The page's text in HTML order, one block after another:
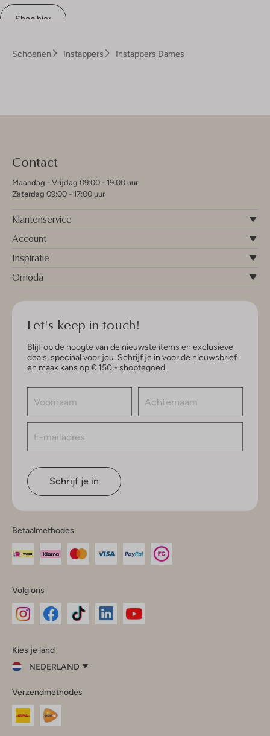
Shop hier
Schoenen Instappers Instappers Dames
Contact
Maandag - Vrijdag 09:00 - 19:00 uur
Zaterdag 09:00 - 17:00 uur
Klantenservice
Account
Inspiratie
Omoda
Let's keep in touch!
Blijf op de hoogte van de nieuwste items en exclusieve
deals, speciaal voor jou. Schrijf je in voor de nieuwsbrief
en maak kans op € 150,- shoptegoed.
Schrijf je in
Betaalmethodes
Volg ons
InstagramFacebook
Kies je land
NEDERLAND
je
land
Nederland
Verzendmethodes